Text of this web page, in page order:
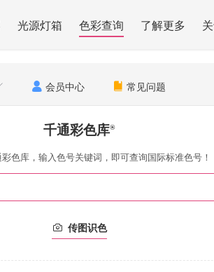
光源灯箱 色彩查询 了解更多
会员中心 常见问题
千通彩色库®
色库，输入色号关键词，即可查询国际标准色号！
传图识色